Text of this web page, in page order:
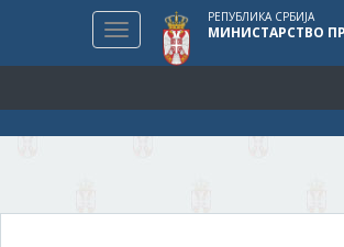
Toggle
navigation
РЕПУБЛИКА СРБИЈА
МИНИСТАРСТВО